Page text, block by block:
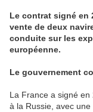
Le contrat signé en
vente de deux
conduite sur les
européenne.
Le gouvernement
La France a signé en
à la Russie, avec